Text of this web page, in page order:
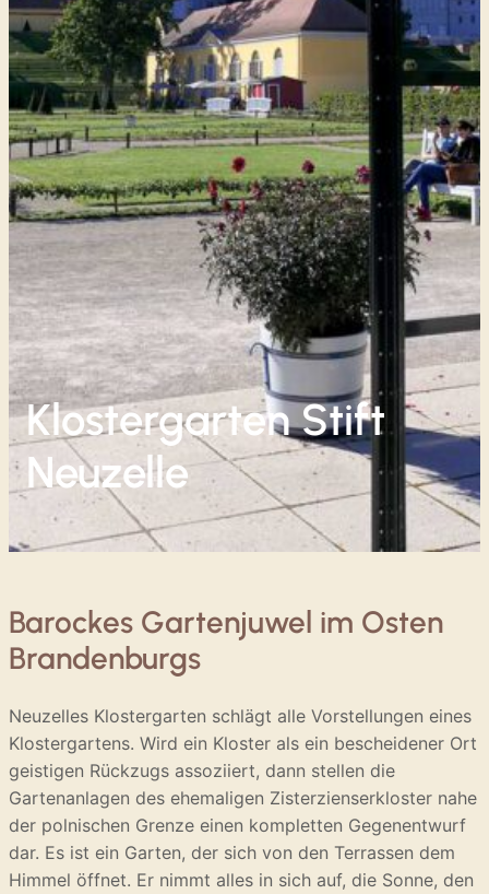
Klostergarten Stift
Neuzelle
Barockes Gartenjuwel im Osten
Brandenburgs
Neuzelles Klostergarten schlägt alle Vorstellungen eines
Klostergartens. Wird ein Kloster als ein bescheidener Ort
geistigen Rückzugs assoziiert, dann stellen die
Gartenanlagen des ehemaligen Zisterzienserkloster nahe
der polnischen Grenze einen kompletten Gegenentwurf
dar. Es ist ein Garten, der sich von den Terrassen dem
Himmel öffnet. Er nimmt alles in sich auf, die Sonne, den